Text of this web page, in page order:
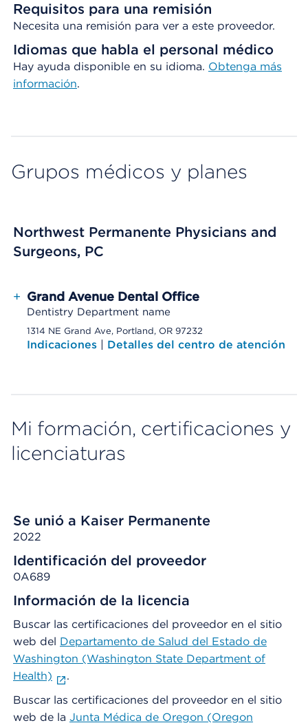
Requisitos para una remisión
Necesita una remisión para ver a este proveedor.
Idiomas que habla el personal médico
Hay ayuda disponible en su idioma. Obtenga más
información.
Grupos médicos y planes
Northwest Permanente Physicians and
Surgeons, PC
+ Grand Avenue Dental Office
Dentistry Department name
1314 NE Grand Ave, Portland, OR 97232
Indicaciones | Detalles del centro de atención
Mi formación, certificaciones y
licenciaturas
Se unió a Kaiser Permanente
2022
Identificación del proveedor
0A689
Información de la licencia
Buscar las certificaciones del proveedor en el sitio
web del Departamento de Salud del Estado de
Washington (Washington State Department of
Health)
.
Buscar las certificaciones del proveedor en el sitio
web de la Junta Médica de Oregon (Oregon